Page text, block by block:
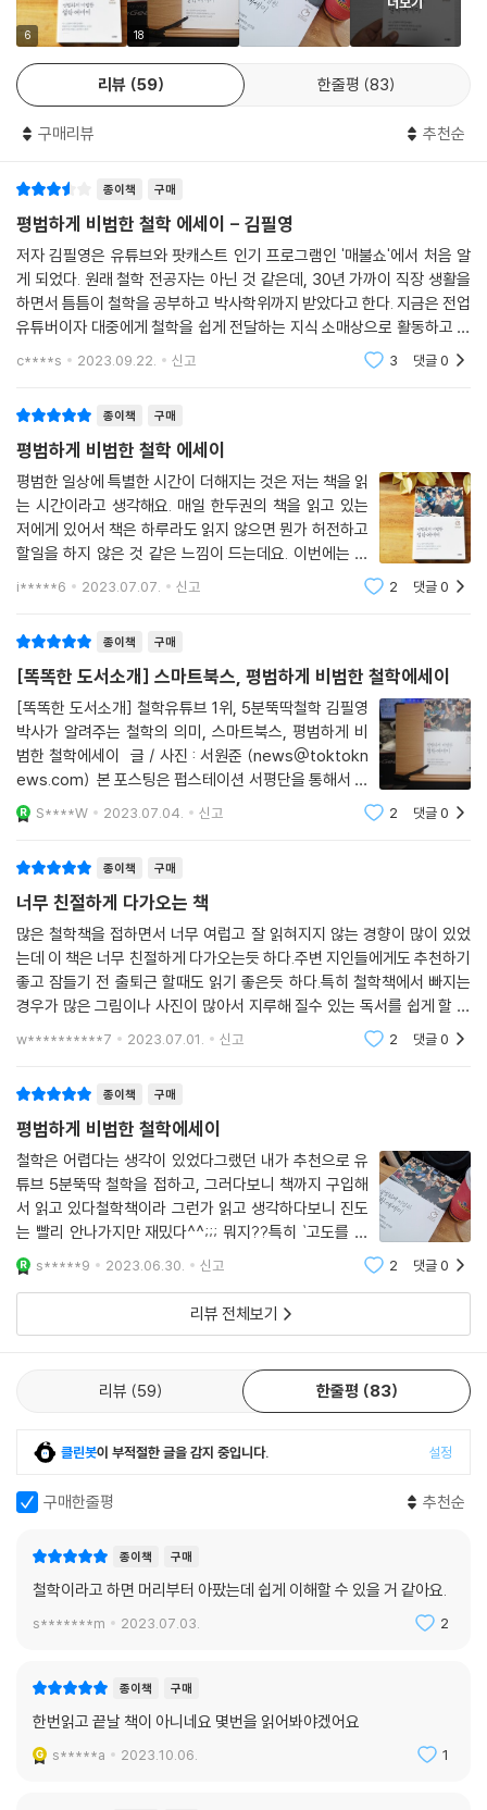
읽으면서, 전시회를 보면서, 여행을 하면서 생각하고 느낄 수 있는 것들을
철학적 관점에서 정리했다. 이렇게 정리된 26가지 스토리를 삶의 의미의
관점에서, 또 다른 나의 관점에서, 세계의 관점에서, 세계 너머의 관점에서
묶었다.
『평범하게 비범한 철학 에세이』의 이야기 속에는 많은 철학자와 심리학자,
트겐슈타인 같은 철학자와 프로이트, 라캉 같은 심리학자, 그리고 아인슈
타인, 밀그램 같은 과학자의 이론들을 이야기했다. 하지만 이들의 이론들
을 학술적 형태로 엄밀하게 다루지는 않았다. 다소 유연하게 해석하면서
일상 속에 녹여 보려 했다. 「이방인」, 「변신」 같은 소설, 「고도를 기다리며」
같은 연극, 「인터스텔라」, 「토리노의 말」, 「헤어질 결심」, 「셔터 아일랜드」
같은 영화, 「비비안 마이어전」 같은 전시회 등을 통해서 이들의 철학 이론
들을 좀 더 쉽고 재미있게 이야기를 했다. 그렇게 해야 독자 여러분이 이 책
위 ‘5분 뚝딱 철학’ 김필영 박사의 삶의 의미를 되묻는 26가지 스토리. 『평
범하게 비범한 철학 에세이』의 이야기를 통해 독자 여러분이 평범한 일상
속에 비범하게 반짝이는 순간들을 만날 수 있기를 기원한다.
김필영 박사의 ‘5분 뚝딱 철학’ 유튜브 구독자들의 말
하루도 쉴 틈 없이 바삐 살아가는 나날, 살아갈 이유에 대해 다시 생각해보
항상 즐겁지 않은 제 인생에 회의를 느꼈는데 보고 나니 답을 얻은 기분입
니다. 즐거움은 수단일 뿐이지 목적이 될 수 없다는 말씀에 너무 공감됩니
다. _알**
자본주의의 에피스테메에 가려서 의미를 잊지 말자는 울림 있는 메시지 감
_A***
습니다.
_허**
6 18
리뷰 59 한줄평 83
구매리뷰 추천순
종이책 구매
평범하게 비범한 철학 에세이 - 김필영
저자 김필영은 유튜브와 팟캐스트 인기 프로그램인 '매불쇼'에서 처음 알
게 되었다. 원래 철학 전공자는 아닌 것 같은데, 30년 가까이 직장 생활을
하면서 틈틈이 철학을 공부하고 박사학위까지 받았다고 한다. 지금은 전업
유튜버이자 대중에게 철학을 쉽게 전달하는 지식 소매상으로 활동하고 있
다. 책에 등장하는 26가지 철학 스토리 중 내가 가장 관심이 가는 주제는
c****s 2023.09.22. 신고 3 댓글0
종이책 구매
평범하게 비범한 철학 에세이
평범한 일상에 특별한 시간이 더해지는 것은 저는 책을 읽
는 시간이라고 생각해요. 매일 한두권의 책을 읽고 있는
저에게 있어서 책은 하루라도 읽지 않으면 뭔가 허전하고
할일을 하지 않은 것 같은 느낌이 드는데요. 이번에는 평
범하게 비범한 철학 에세이 책을 읽어 보았는데 이 책은
i*****6 2023.07.07. 신고 2 댓글0
종이책 구매
[똑똑한 도서소개] 스마트북스, 평범하게 비범한 철학에세이
[똑똑한 도서소개] 철학유튜브 1위, 5분뚝딱철학 김필영
박사가 알려주는 철학의 의미, 스마트북스, 평범하게 비
범한 철학에세이 글 / 사진 : 서원준 (news@toktokn
ews.com) 본 포스팅은 펍스테이션 서평단을 통해서 스
마트북스에서 도서를 제공받아 진행하였으며 도서소개
성격이 강합니다. 이제 하반기인 7월이 본격적으로 시작
S****W 2023.07.04. 신고 2 댓글0
종이책 구매
너무 친절하게 다가오는 책
많은 철학책을 접하면서 너무 여럽고 잘 읽혀지지 않는 경향이 많이 있었
는데 이 책은 너무 친절하게 다가오는듯 하다.주변 지인들에게도 추천하기
좋고 잠들기 전 출퇴근 할때도 읽기 좋은듯 하다.특히 철학책에서 빠지는
경우가 많은 그림이나 사진이 많아서 지루해 질수 있는 독서를 쉽게 할 수
있는것 같다.카테고리 정리도 잘되어 있어 필요한 부분을 따로 읽어도 좋
w**********7 2023.07.01. 신고 2 댓글0
종이책 구매
평범하게 비범한 철학에세이
철학은 어렵다는 생각이 있었다그랬던 내가 추천으로 유
튜브 5분뚝딱 철학을 접하고, 그러다보니 책까지 구입해
서 읽고 있다철학책이라 그런가 읽고 생각하다보니 진도
는 빨리 안나가지만 재밌다^^;;; 뭐지??특히 `고도를 기
다리며..` 는 나는 무엇을 기다리며 살고 있는지 생각하고
또 생각해본다차 안에서 아이를 기다리면서 읽고 있으며
s*****9 2023.06.30. 신고 2 댓글0
리뷰 전체보기
리뷰 59 한줄평 83
클린봇이 부적절한 글을 감지 중입니다. 설정
구매한줄평 추천순
종이책 구매
철학이라고 하면 머리부터 아팠는데 쉽게 이해할 수 있을 거 같아요.
s*******m 2023.07.03. 2
종이책 구매
한번읽고 끝날 책이 아니네요 몇번을 읽어봐야겠어요
s*****a 2023.10.06. 1